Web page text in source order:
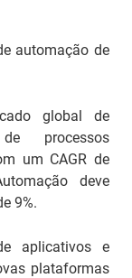
automação de
global de
processos
um CAGR de
deve
9%.
aplicativos e
plataformas